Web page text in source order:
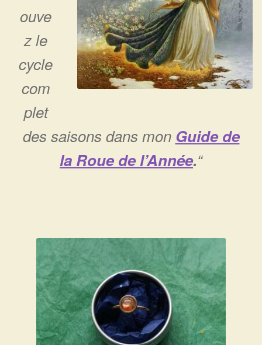
ouve
z le
cycle
com
plet
des saisons dans mon Guide de
la Roue de l’Année.“